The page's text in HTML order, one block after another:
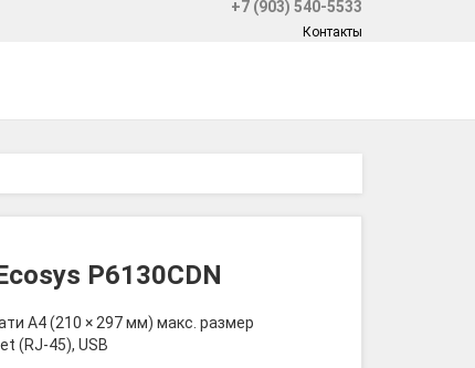
+7 (903) 540-5533
Контакты
P6130CDN
A4 (210 × 297 мм) макс. размер
(RJ-45), USB